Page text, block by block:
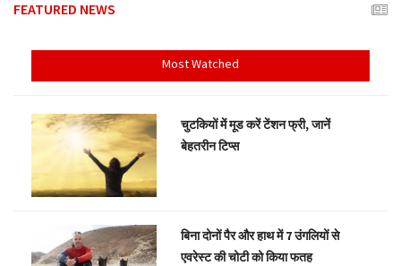
FEATURED NEWS
Most Watched
चुटकियों में मूड करें टेंशन फ्री, जानें
बेहतरीन टिप्स
बिना दोनों पैर और हाथ में 7 उंगलियों से
एवरेस्ट की चोटी को किया फतह